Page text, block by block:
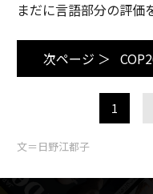
まだに言語部分の評価
次ページ ＞
1
文＝日野江都子